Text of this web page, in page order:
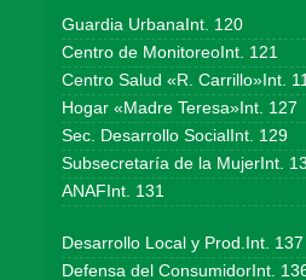
Guardia UrbanaInt. 120
Centro de MonitoreoInt. 121
Centro Salud «R. Carrillo»Int.
Hogar «Madre Teresa»Int. 127
Sec. Desarrollo SocialInt. 129
Subsecretaría de la MujerInt.
ANAFInt. 131
Desarrollo Local y Prod.Int. 137
Defensa del ConsumidorInt.